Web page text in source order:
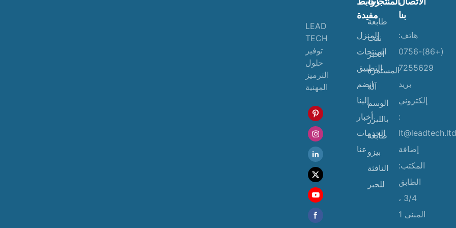
LEAD
TECH
توفير
حلول
الترميز
المهنية
مفيدة
المنزل
المنتجات
التطبيق
انضم
إلينا
أخبار
الخدمات
عنا
طابعة
نفث
الحبر
المستمرة
آلة
الوسم
بالليزر
طابعة
بيزو
النافثة
للحبر
بنا
هاتف:
(+86)-0756
7255629
بريد
إلكتروني
:
lt@leadtech.ltd
إضافة
المكتب:
الطابق
3/4 ،
المبنى 1